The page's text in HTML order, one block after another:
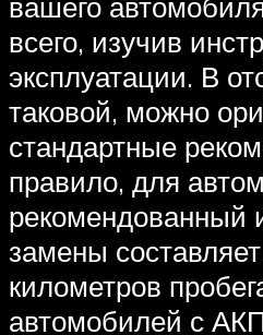
всего, изучив
эксплуатации. В
таковой, можно
стандартные
правило, для
рекомендованный
замены
километров
автомобилей с